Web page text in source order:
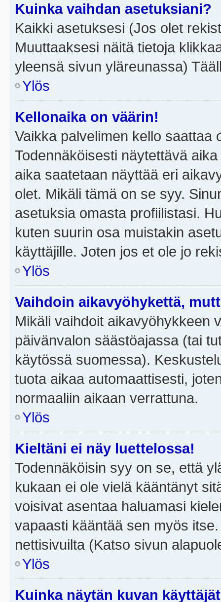
Kuinka vaihdan asetuksiani?
Kaikki asetuksesi (Jos olet
Muuttaaksesi näitä tietoja
yleensä sivun yläreunassa)
Ylös
Kellonaika on väärin!
Vaikka palvelimen kello saattaa
Todennäköisesti näytettävä
aika saatetaan näyttää eri
olet. Mikäli tämä on se syy.
asetuksia omasta profiilistasi.
kuten suurin osa muistakin
käyttäjille. Joten jos et ole jo
Ylös
Vaihdoin aikavyöhykettä,
Mikäli vaihdoit aikavyöhykkeen
päivänvalon säästöajassa (tai
käytössä suomessa).
tuota aikaa automaattisesti,
normaaliin aikaan verrattuna.
Ylös
Kieltäni ei näy luettelossa!
Todennäköisin syy on se, että
kukaan ei ole vielä kääntänyt
voisivat asentaa haluamasi
vapaasti kääntää sen myös
nettisivuilta (Katso sivun
Ylös
Kuinka näytän kuvan